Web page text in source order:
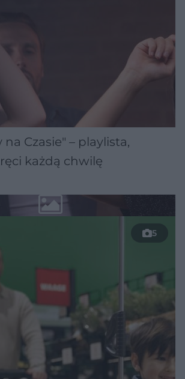
na Czasie" – playlista,
każdą chwilę
5